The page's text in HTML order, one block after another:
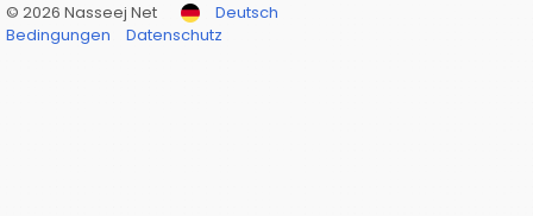
© 2026 Nasseej Net
Deutsch
Bedingungen
Datenschutz